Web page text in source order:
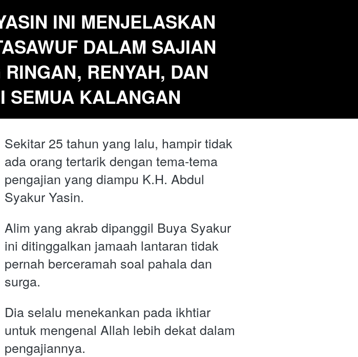
INI MENJELASKAN
DALAM SAJIAN
RENYAH, DAN
SEMUA KALANGAN
Sekitar 25 tahun yang lalu, hampir tidak
ada orang tertarik dengan tema-tema
pengajian yang diampu K.H. Abdul
Syakur Yasin.
Alim yang akrab dipanggil Buya Syakur
ini ditinggalkan jamaah lantaran tidak
pernah berceramah soal pahala dan
surga.
Dia selalu menekankan pada ikhtiar
untuk mengenal Allah lebih dekat dalam
pengajiannya.